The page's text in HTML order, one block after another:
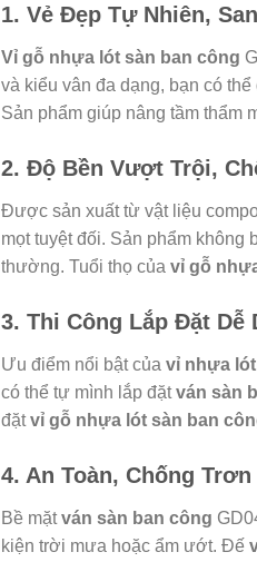
1. Vẻ Đẹp Tự Nhiên,
Vỉ gỗ nhựa lót sàn ban công
và kiểu vân đa dạng, bạn có
Sản phẩm giúp nâng tầm thẩm
2. Độ Bền Vượt Trội,
Được sản xuất từ vật liệu
mọt tuyệt đối. Sản phẩm không
thường. Tuổi thọ của vỉ gỗ
3. Thi Công Lắp Đặt Dễ
Ưu điểm nổi bật của vỉ nhựa
có thể tự mình lắp đặtván sàn
đặtvỉ gỗ nhựa lót sàn ban
4. An Toàn, Chống
Bề mặtván sàn ban công
kiện trời mưa hoặc ẩm ướt. Đế